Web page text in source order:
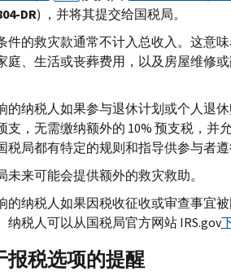
DR) ，并将其提交给国税局。
件的救灾款通常不计入总收入。这意
庭、生活或丧葬费用，以及房屋维修
的纳税人如果参与退休计划或个人退
支，无需缴纳额外的 10% 预支税，并
税局都有特定的规则和指导供参与者遵
未来可能会提供额外的救灾救助。
的纳税人如果因税收征收或审查事宜
纳税人可以从国税局官方网站IRS.gov
报税选项的提醒